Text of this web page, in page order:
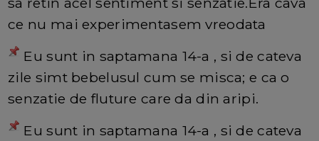
ce nu mai experimentasem vreodata
Eu sunt in saptamana 14-a , si de cateva
zile simt bebelusul cum se misca; e ca o
senzatie de fluture care da din aripi.
Eu sunt in saptamana 14-a , si de cateva